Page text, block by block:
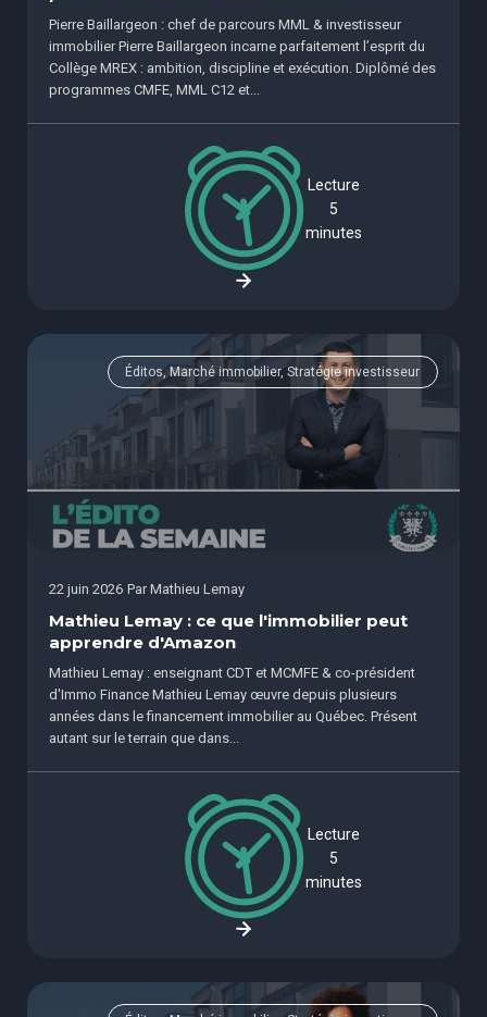
Pierre Baillargeon : chef de parcours MML & investisseur
immobilier Pierre Baillargeon incarne parfaitement l’esprit du
Collège MREX : ambition, discipline et exécution. Diplômé des
programmes CMFE, MML C12 et...
Lecture
5
minutes
Éditos, Marché immobilier, Stratégie investisseur
22 juin 2026 Par Mathieu Lemay
Mathieu Lemay : ce que l'immobilier peut
apprendre d'Amazon
Mathieu Lemay : enseignant CDT et MCMFE & co-président
d'Immo Finance Mathieu Lemay œuvre depuis plusieurs
années dans le financement immobilier au Québec. Présent
autant sur le terrain que dans...
Lecture
5
minutes